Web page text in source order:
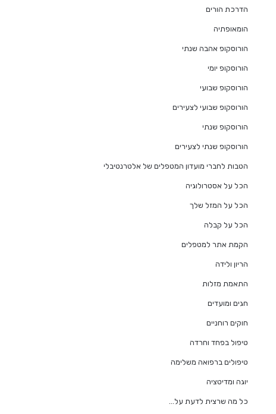
הדרכת הורים
הומאופתיה
הורוסקופ אהבה שנתי
הורוסקופ יומי
הורוסקופ שבועי
הורוסקופ שבועי לצעירים
הורוסקופ שנתי
הורוסקופ שנתי לצעירים
הטבות לחברי מועדון המטפלים של אלטרנטיבלי
הכל על אסטרולוגיה
הכל על המזל שלך
הכל על קבלה
הקמת אתר למטפלים
הריון ולידה
התאמת מזלות
חגים ומועדים
חוקים רוחניים
טיפול בפחד וחרדה
טיפולים ברפואה משלימה
יוגה ומדיטציה
כל מה שרצית לדעת על…